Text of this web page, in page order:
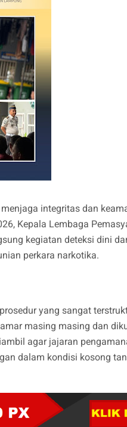
integritas dan
Kepala Lembaga
kegiatan deteksi dini
perkara narkotika.
yang sangat
masing masing dan
agar jajaran
dalam kondisi kosong